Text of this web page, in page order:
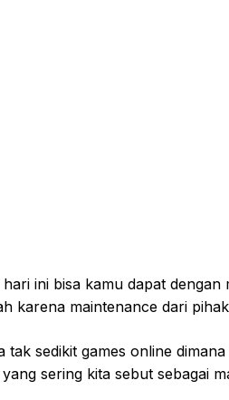
ini bisa kamu dapat dengan
karena maintenance dari
tak sedikit games online
sering kita sebut sebagai